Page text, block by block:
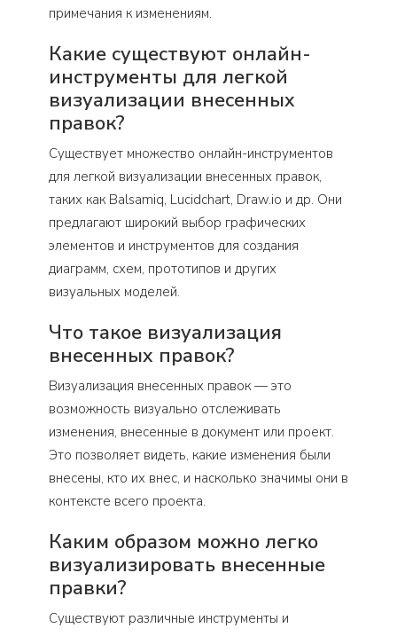
примечания к изменениям.
Какие существуют онлайн-
инструменты для легкой
визуализации внесенных
правок?
Существует множество онлайн-инструментов
для легкой визуализации внесенных правок,
таких как Balsamiq, Lucidchart, Draw.io и др. Они
предлагают широкий выбор графических
элементов и инструментов для создания
диаграмм, схем, прототипов и других
визуальных моделей.
Что такое визуализация
внесенных правок?
Визуализация внесенных правок — это
возможность визуально отслеживать
изменения, внесенные в документ или проект.
Это позволяет видеть, какие изменения были
внесены, кто их внес, и насколько значимы они в
контексте всего проекта.
Каким образом можно легко
визуализировать внесенные
правки?
Существуют различные инструменты и